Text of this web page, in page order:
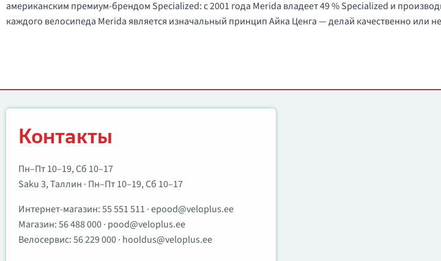
американским премиум-брендом Specialized: с 2001 года Merida владеет 49 % Specialized и
каждого велосипеда Merida является изначальный принцип Айка Ценга — делай качественно или
Контакты
Пн–Пт 10–19, Сб 10–17
Saku 3, Таллин · Пн–Пт 10–19, Сб 10–17
Интернет-магазин:55 551 511 ·epood@veloplus.ee
Магазин:56 488 000· pood@veloplus.ee
Велосервис:56 229 000· hooldus@veloplus.ee